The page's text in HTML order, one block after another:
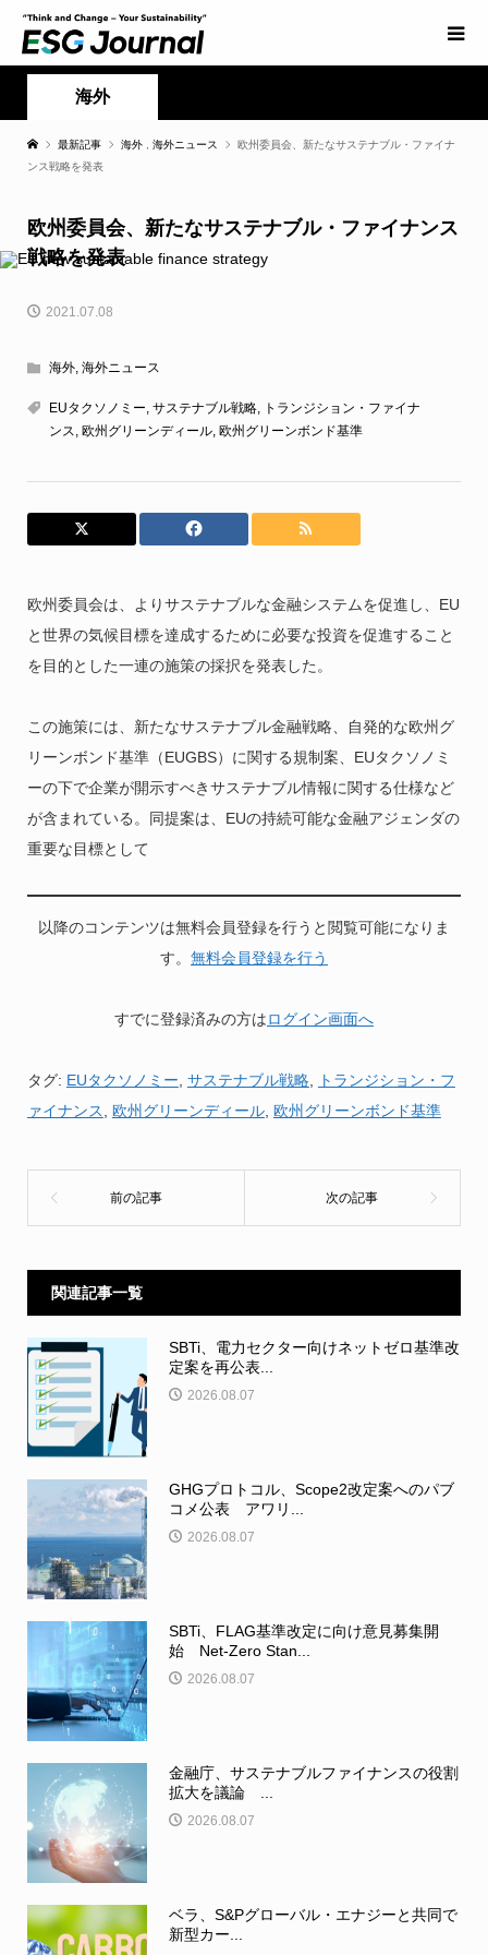
海外
最新記事 海外 海外ニュース
欧州委員会、新たなサステナブル・ファイナ
ンス戦略を発表
欧州委員会、新たなサステナブル・ファイナンス
戦略を発表
2021.07.08
海外, 海外ニュース
EUタクソノミー, サステナブル戦略, トランジション・ファイナ
ンス, 欧州グリーンディール, 欧州グリーンボンド基準
欧州委員会は、よりサステナブルな金融システムを促進し、EU
と世界の気候目標を達成するために必要な投資を促進すること
を目的とした一連の施策の採択を発表した。
この施策には、新たなサステナブル金融戦略、自発的な欧州グ
リーンボンド基準（EUGBS）に関する規制案、EUタクソノミ
ーの下で企業が開示すべきサステナブル情報に関する仕様など
が含まれている。同提案は、EUの持続可能な金融アジェンダの
重要な目標として
以降のコンテンツは無料会員登録を行うと閲覧可能になりま
す。 無料会員登録を行う
すでに登録済みの方はログイン画面へ
タグ: EUタクソノミー サステナブル戦略,
トランジション・フ
ァイナンス
欧州グリーンディール, 欧州グリーンボンド基準
関連記事一覧
SBTi、電力セクター向けネットゼロ基準改
定案を再公表...
2026.08.07
GHGプロトコル、Scope2改定案へのパブ
コメ公表 アワリ...
2026.08.07
SBTi、FLAG基準改定に向け意見募集開
始 Net-Zero Stan...
2026.08.07
金融庁、サステナブルファイナンスの役割
拡大を議論 ...
2026.08.07
ベラ、S&Pグローバル・エナジーと共同で
新型カー...